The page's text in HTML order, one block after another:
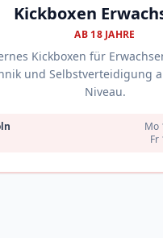
Kickboxen
AB 18 JAHRE
Kickboxen für
und Selbstverteidigung
Niveau.
Mo
Fr